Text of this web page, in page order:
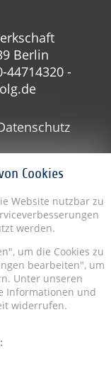
Cookies
Website nutzbar zu
werden.
um die Cookies zu
bearbeiten", um
Unter unseren
Informationen und
widerrufen.
Berlin
44714320 -